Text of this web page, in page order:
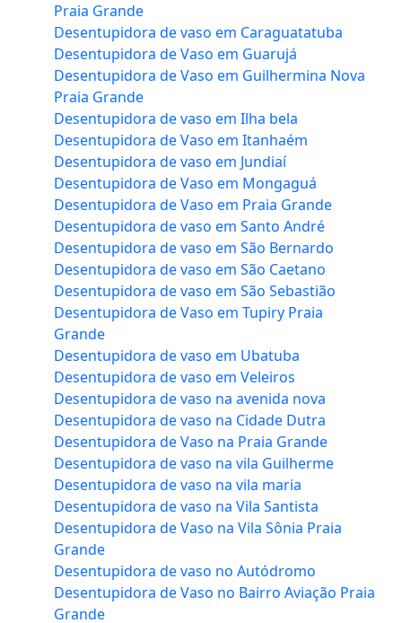
Praia Grande
Desentupidora de vaso em Caraguatatuba
Desentupidora de Vaso em Guarujá
Desentupidora de Vaso em Guilhermina Nova
Praia Grande
Desentupidora de vaso em Ilha bela
Desentupidora de Vaso em Itanhaém
Desentupidora de vaso em Jundiaí
Desentupidora de Vaso em Mongaguá
Desentupidora de Vaso em Praia Grande
Desentupidora de vaso em Santo André
Desentupidora de vaso em São Bernardo
Desentupidora de vaso em São Caetano
Desentupidora de vaso em São Sebastião
Desentupidora de Vaso em Tupiry Praia
Grande
Desentupidora de vaso em Ubatuba
Desentupidora de vaso em Veleiros
Desentupidora de vaso na avenida nova
Desentupidora de vaso na Cidade Dutra
Desentupidora de Vaso na Praia Grande
Desentupidora de vaso na vila Guilherme
Desentupidora de vaso na vila maria
Desentupidora de vaso na Vila Santista
Desentupidora de Vaso na Vila Sônia Praia
Grande
Desentupidora de vaso no Autódromo
Desentupidora de Vaso no Bairro Aviação Praia
Grande